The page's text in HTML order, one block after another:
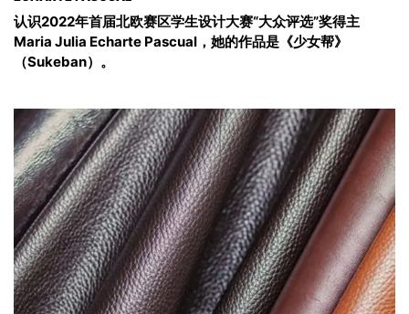
认识2022年首届北欧赛区学生设计大赛“大众评选”奖得主
Maria Julia Echarte Pascual，她的作品是《少女帮》
（Sukeban）。